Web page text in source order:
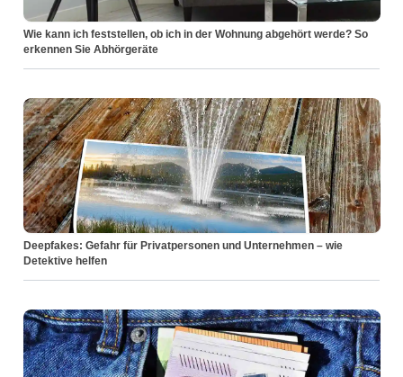
Wie kann ich feststellen, ob ich in der Wohnung abgehört werde? So
erkennen Sie Abhörgeräte
Deepfakes: Gefahr für Privatpersonen und Unternehmen – wie
Detektive helfen